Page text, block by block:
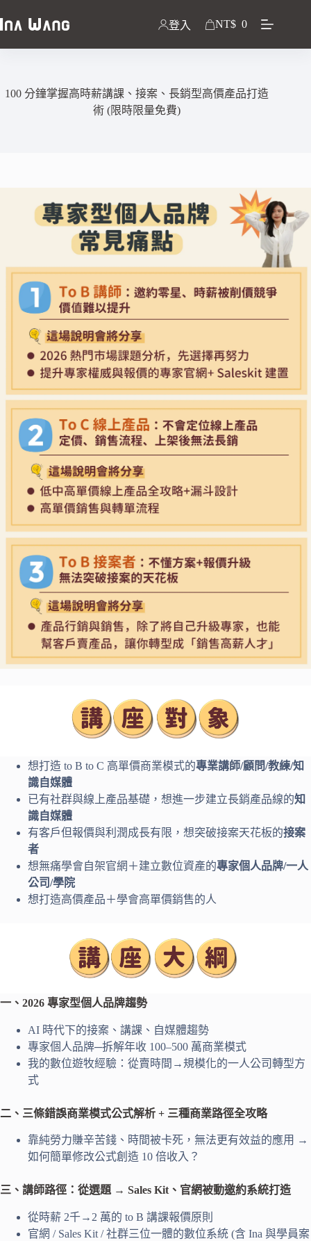
登入 NT$ 0
100 分鐘掌握高時薪講課、接案、長銷型高價產品打造
術 (限時限量免費)
想打造 to B to C 高單價商業模式的專業講師/顧問/教練/知
識自媒體
已有社群與線上產品基礎，想進一步建立長銷產品線的知
識自媒體
有客戶但報價與利潤成長有限，想突破接案天花板的接案
者
想無痛學會自架官網＋建立數位資產的專家個人品牌/一人
公司/學院
想打造高價產品＋學會高單價銷售的人
一、2026 專家型個人品牌趨勢
AI 時代下的接案、講課、自媒體趨勢
專家個人品牌─拆解年收 100–500 萬商業模式
我的數位遊牧經驗：從賣時間→規模化的一人公司轉型方
式
二、三條錯誤商業模式公式解析 + 三種商業路徑全攻略
靠純勞力賺辛苦錢、時間被卡死，無法更有效益的應用 →
如何簡單修改公式創造 10 倍收入？
三、講師路徑：從選題 → Sales Kit、官網被動邀約系統打造
從時薪 2千→2 萬的 to B 講課報價原則
官網 / Sales Kit / 社群三位一體的數位系統 (含 Ina 與學員案